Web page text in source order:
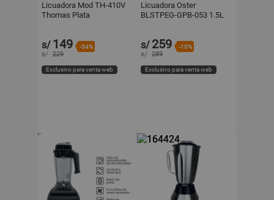
Licuadora Mod TH-410V
Thomas Plata
s/ 149 -34%
s/ 229
Exclusivo para venta web
Licuadora Oster
BLSTPEG-GPB-053 1.5L
s/ 259 -10%
s/ 289
Exclusivo para venta web